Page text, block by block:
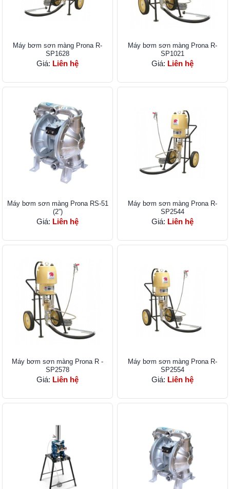
Máy bơm sơn màng Prona R-
SP1628
Giá: Liên hệ
Máy bơm sơn màng Prona R-
SP1021
Giá: Liên hệ
Máy bơm sơn màng Prona RS-51
(2”)
Giá: Liên hệ
Máy bơm sơn màng Prona R-
SP2544
Giá: Liên hệ
Máy bơm sơn màng Prona R -
SP2578
Giá: Liên hệ
Máy bơm sơn màng Prona R-
SP2554
Giá: Liên hệ